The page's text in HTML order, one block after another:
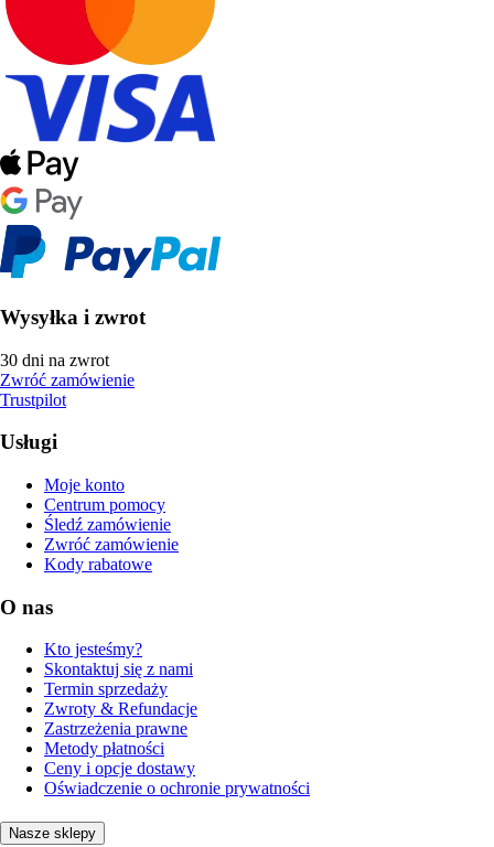
Wysyłka i zwrot
30 dni na zwrot
Zwróć zamówienie
Trustpilot
Usługi
Moje konto
Centrum pomocy
Śledź zamówienie
Zwróć zamówienie
Kody rabatowe
O nas
Kto jesteśmy?
Skontaktuj się z nami
Termin sprzedaży
Zwroty & Refundacje
Zastrzeżenia prawne
Metody płatności
Ceny i opcje dostawy
Oświadczenie o ochronie prywatności
Nasze sklepy